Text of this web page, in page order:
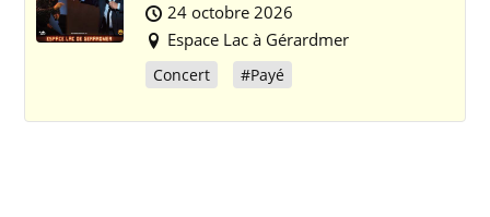
24 octobre 2026
Espace Lac à Gérardmer
Concert #Payé